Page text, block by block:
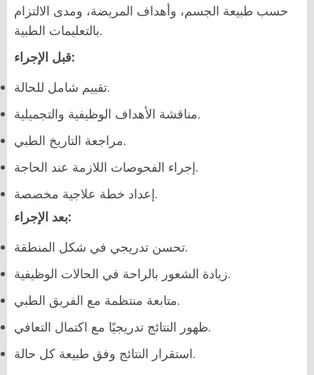
حسب طبيعة الجسم، وأهداف المريضة، ومدى الالتزام
بالتعليمات الطبية.
قبل الإجراء:
تقييم شامل للحالة.
مناقشة الأهداف الوظيفية والتجميلية.
مراجعة التاريخ الطبي.
إجراء الفحوصات اللازمة عند الحاجة.
إعداد خطة علاجية مخصصة.
بعد الإجراء:
تحسن تدريجي في شكل المنطقة.
زيادة الشعور بالراحة في الحالات الوظيفية.
متابعة منتظمة مع الفريق الطبي.
ظهور النتائج تدريجيًا مع اكتمال التعافي.
استقرار النتائج وفق طبيعة كل حالة.